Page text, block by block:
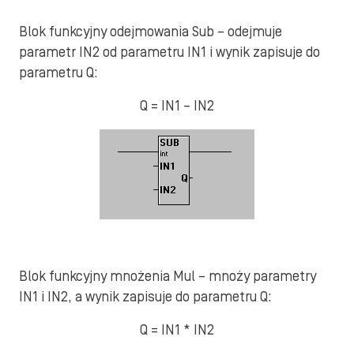
Blok funkcyjny odejmowania Sub – odejmuje
parametr IN2 od parametru IN1 i wynik zapisuje do
parametru Q:
Q = IN1 – IN2
Blok funkcyjny mnożenia Mul – mnoży parametry
IN1 i IN2, a wynik zapisuje do parametru Q:
Q = IN1 * IN2